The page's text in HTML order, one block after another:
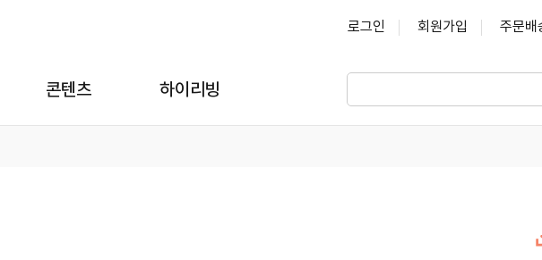
로그인 회원가입 주문배
콘텐츠 하이리빙